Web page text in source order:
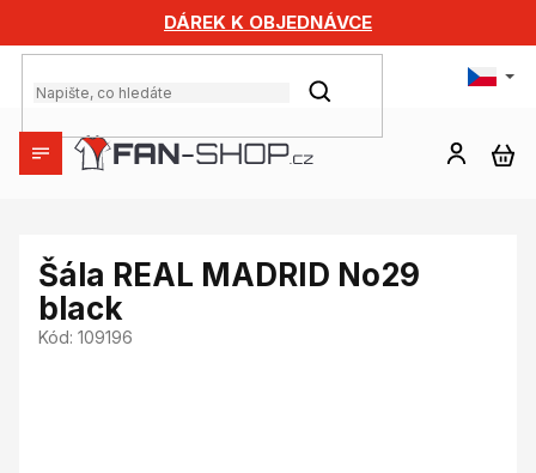
obsah
DÁREK K OBJEDNÁVCE
HLEDAT
Šála REAL MADRID No29
black
Kód: 109196